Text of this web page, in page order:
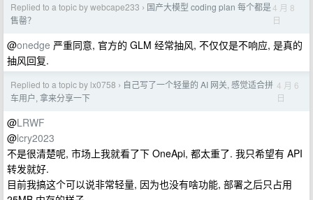
Replied to a topic by webcape233 › 国产大模型 coding plan 每个都是
售罄？
4 月 8
日
@onedge 严重同意, 官方的 GLM 经常抽风, 不仅仅是不响应, 是真的
抽风回复.
Replied to a topic by lx0758 › 自己写了一个轻量的 AI 网关, 感觉适合拼
车用户, 拿来分享一下
4 月 6
日
@LRWF
@lcry2023
不是很清楚呢, 市场上我就看了下 OneApi, 都太重了. 我只希望有 API
转发就好.
目前我搞这个可以说非常轻量, 因为也没有啥功能, 部署之后只占用